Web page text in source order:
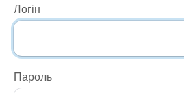
Логін
Пароль